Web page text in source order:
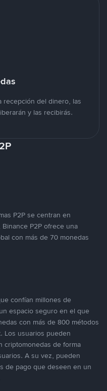
recepción del dinero, las
y las recibirás.
P2P se centran en
P2P ofrece una
con más de 70 monedas
confían millones de
espacio seguro en el que
con más de 800 métodos
Los usuarios pueden
criptomonedas de forma
A su vez, pueden
de pago que deseen en un